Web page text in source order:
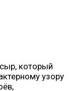
который
узору